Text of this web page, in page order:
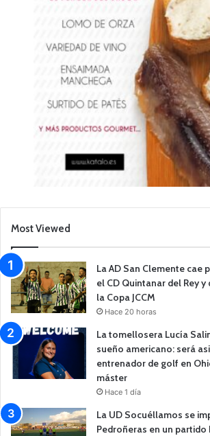
Most Viewed
La AD San Clemente cae
el CD Quintanar del Rey
la Copa JCCM
Hace 20 horas
La tomellosera Lucía
sueño americano: será
entrenador de golf en
máster
Hace 1 día
La UD Socuéllamos se
Pedroñeras en un